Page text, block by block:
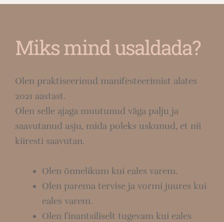
Miks mind usaldada?
Olen praktiseerinud manifesteerimist alates
2021 aastast.
Olen selle ajaga muutunud väga palju ja
saavutanud asju, mida poleks uskunud, et nii
kiiresti saavutan.
Olen õnnelikum kui eales varem.
Olen parema tervise ja vormi juures kui
eales varem.
Olen finantsiliselt tugevam kui eales